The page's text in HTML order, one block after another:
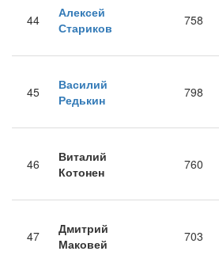
44
Алексей
Стариков
758
45
Василий
Редькин
798
46
Виталий
Котонен
760
47
Дмитрий
Маковей
703